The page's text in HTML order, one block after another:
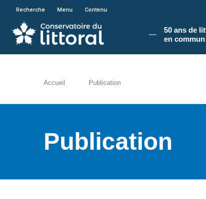
En poursuivant votre navigation sur le
Recherche Menu Contenu
50 ans de
en commun​
Accueil Publication
Publication